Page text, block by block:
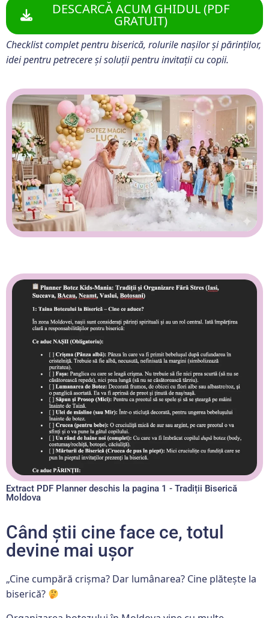
DESCARCĂ ACUM GHIDUL (PDF
GRATUIT)
Checklist complet pentru biserică, rolurile nașilor și părinților,
idei pentru petrecere și soluții pentru invitații cu copii.
Extract PDF Planner deschis la pagina 1 - Tradiții Biserică
Moldova
Când știi cine face ce, totul
devine mai ușor
„Cine cumpără crișma? Dar lumânarea? Cine plătește la
biserică?